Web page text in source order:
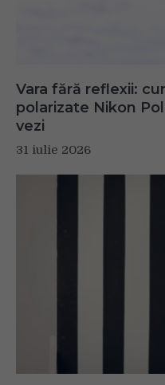
Vara fără reflexii:
polarizate Nikon
vezi
31 iulie 2026